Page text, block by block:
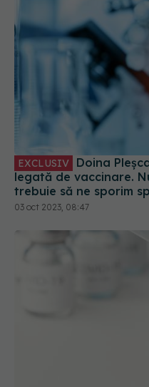
EXCLUSIV
legată de vaccinare.
trebuie să ne sporim
corect minusurile și
03 oct 2023, 08:47